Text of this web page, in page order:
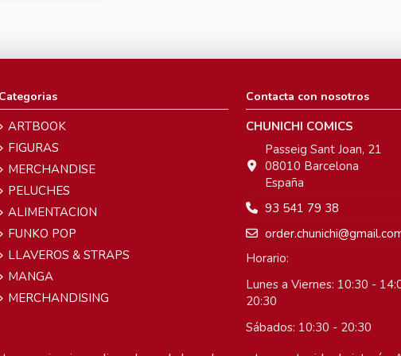
Categorias
ARTBOOK
FIGURAS
MERCHANDISE
PELUCHES
ALIMENTACION
FUNKO POP
LLAVEROS & STRAPS
MANGA
MERCHANDISING
Contacta con nosotros
CHUNICHI COMICS
Passeig Sant Joan, 21
08010 Barcelona
España
93 541 79 38
Horario:
Lunes a Viernes: 10:30 -
20:30
Sábados: 10:30 - 20:30